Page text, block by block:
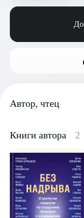
Автор, чтец
Книги автора 2